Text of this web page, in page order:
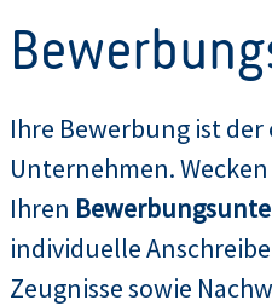
Ihre Bewerbung ist
Unternehmen.
Ihren
individuelle
Zeugnisse sowie